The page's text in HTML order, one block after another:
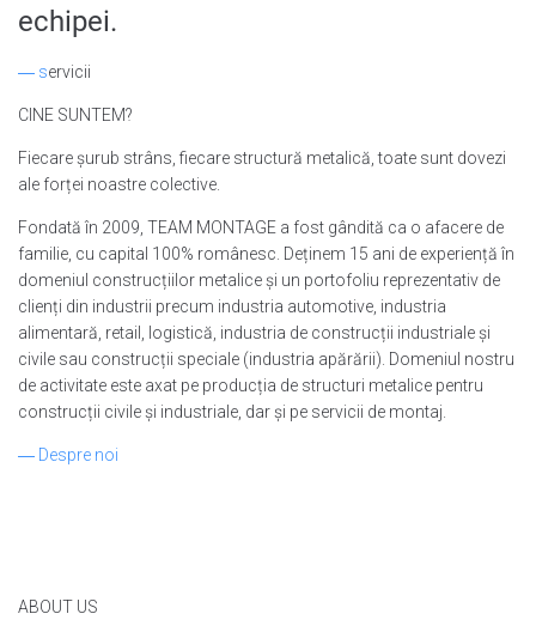
echipei.
― servicii
CINE SUNTEM?
Fiecare șurub strâns, fiecare structură metalică, toate sunt dovezi
ale forței noastre colective.
Fondată în 2009, TEAM MONTAGE a fost gândită ca o afacere de
familie, cu capital 100% românesc. Deținem 15 ani de experiență în
domeniul construcțiilor metalice și un portofoliu reprezentativ de
clienți din industrii precum industria automotive, industria
alimentară, retail, logistică, industria de construcții industriale și
civile sau construcții speciale (industria apărării). Domeniul nostru
de activitate este axat pe producția de structuri metalice pentru
construcții civile și industriale, dar și pe servicii de montaj.
― Despre noi
ABOUT US